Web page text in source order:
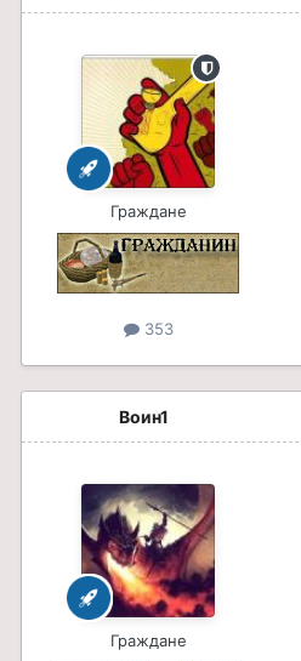
Граждане
353
Воин1
Граждане